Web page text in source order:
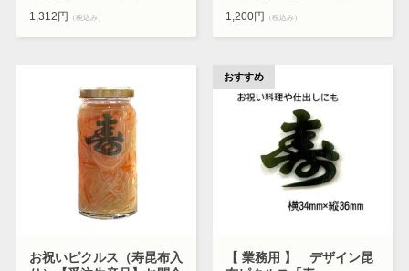
1,312円 （税込み） 1,200円 （税込み）
お祝いピクルス（寿昆布入
【 業務用 】 デザイン昆